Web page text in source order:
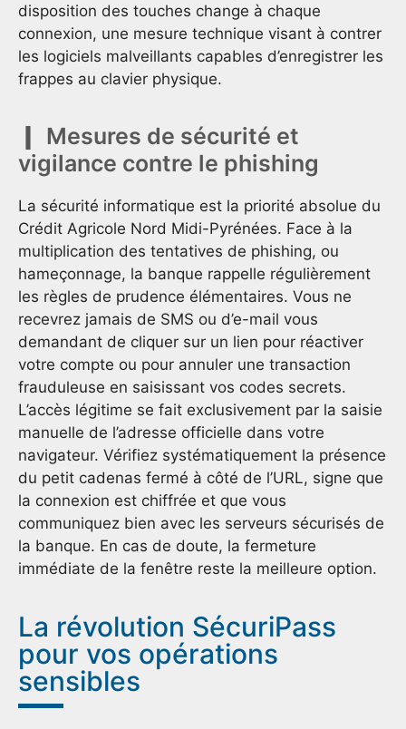
disposition des touches change à chaque
connexion, une mesure technique visant à contrer
les logiciels malveillants capables d’enregistrer les
frappes au clavier physique.
Mesures de sécurité et
vigilance contre le phishing
La sécurité informatique est la priorité absolue du
Crédit Agricole Nord Midi-Pyrénées. Face à la
multiplication des tentatives de phishing, ou
hameçonnage, la banque rappelle régulièrement
les règles de prudence élémentaires. Vous ne
recevrez jamais de SMS ou d’e-mail vous
demandant de cliquer sur un lien pour réactiver
votre compte ou pour annuler une transaction
frauduleuse en saisissant vos codes secrets.
L’accès légitime se fait exclusivement par la saisie
manuelle de l’adresse officielle dans votre
navigateur. Vérifiez systématiquement la présence
du petit cadenas fermé à côté de l’URL, signe que
la connexion est chiffrée et que vous
communiquez bien avec les serveurs sécurisés de
la banque. En cas de doute, la fermeture
immédiate de la fenêtre reste la meilleure option.
La révolution SécuriPass
pour vos opérations
sensibles